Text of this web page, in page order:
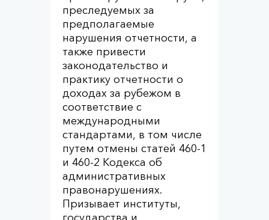
преследуемых за
предполагаемые
нарушения отчетности, а
также привести
законодательство и
практику отчетности о
доходах за рубежом в
соответствие с
международными
стандартами, в том числе
путем отмены статей 460-1
и 460-2 Кодекса об
административных
правонарушениях.
Призывает институты,